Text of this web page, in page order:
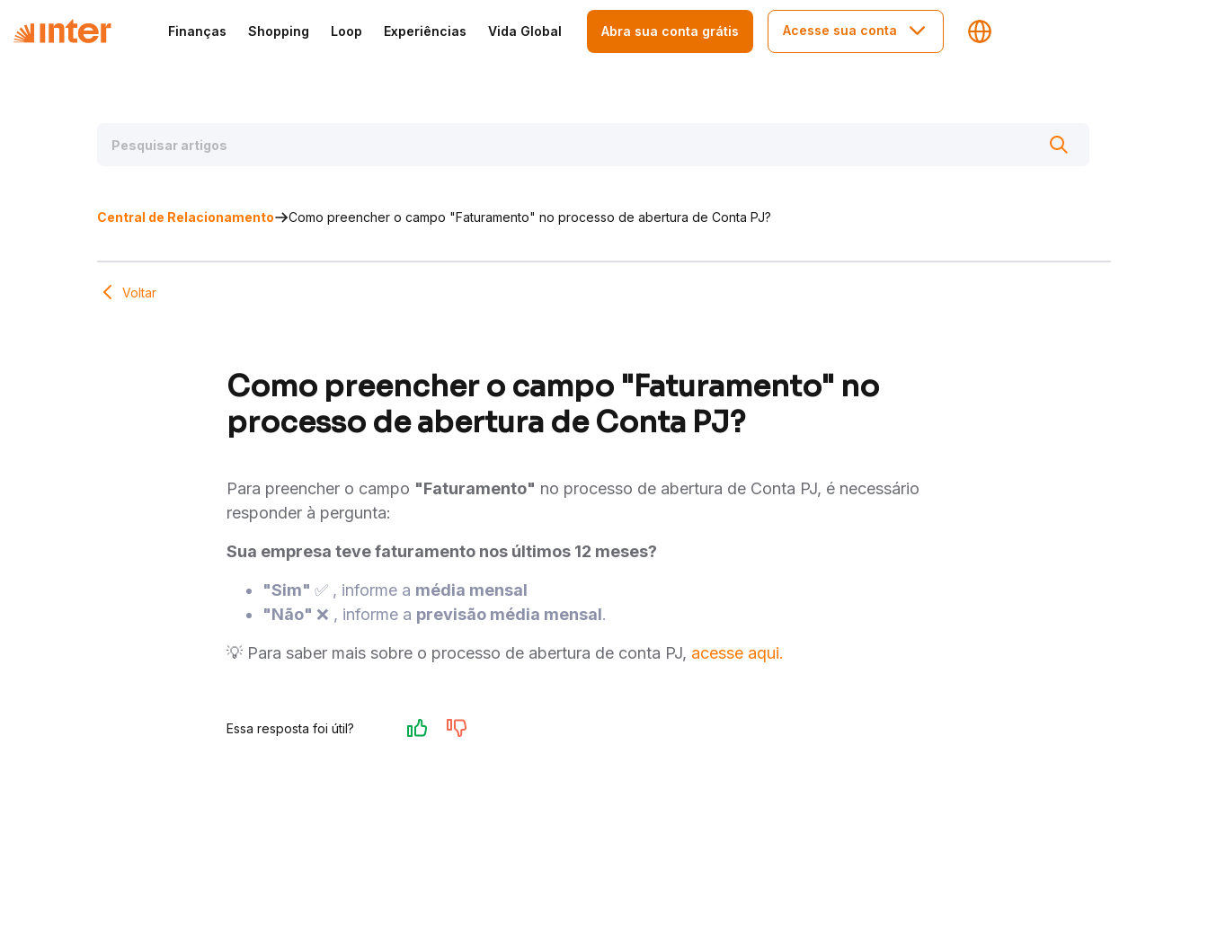
Finanças Shopping Loop Experiências Vida Global Abra sua conta grátis Acesse sua conta
Central de Relacionamento Como preencher o campo "Faturamento" no processo de abertura de Conta PJ?
Voltar
Como preencher o campo "Faturamento" no
processo de abertura de Conta PJ?
Para preencher o campo "Faturamento" no processo de abertura de Conta PJ, é necessário
responder à pergunta:
Sua empresa teve faturamento nos últimos 12 meses?
"Sim" ✅ , informe a média mensal
"Não" ❌ , informe a previsão média mensal.
💡 Para saber mais sobre o processo de abertura de conta PJ, acesse aqui.
Essa resposta foi útil?